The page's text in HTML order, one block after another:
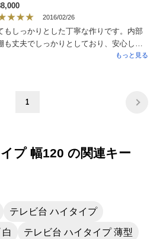
2016/02/26
もしっかりとした丁寧な作りです。内部
も丈夫でしっかりとしており、安心して
できます。扉の材質も高級感があり、見
もっと見る
1
プ 幅120 の関連キー
テレビ台 ハイタイプ
テレビ台 ハイタイプ 薄型